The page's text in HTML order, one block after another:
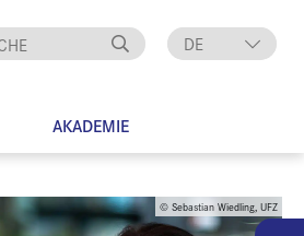
DE
AKADEMIE
© Sebastian Wiedling, UFZ